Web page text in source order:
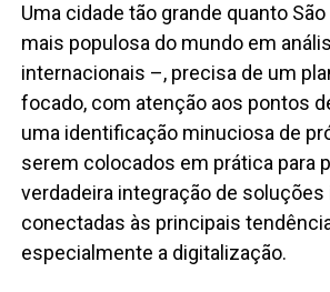
Uma cidade tão grande quanto
mais populosa do mundo em
internacionais –, precisa de um
focado, com atenção aos pontos
uma identificação minuciosa de
serem colocados em prática para
verdadeira integração de soluções
conectadas às principais
especialmente a digitalização.